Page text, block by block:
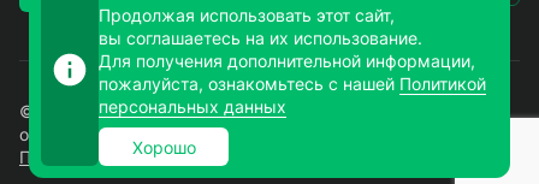
© 2026. ЗУМ-СМД – продажа электронных компонентов
оптом и в розницу. Все права защищены.
Политика конфиденциальности
Продолжая использовать этот сайт,
вы соглашаетесь на их использование.
Для получения дополнительной информации,
пожалуйста, ознакомьтесь с нашей Политикой
персональных данных
Хорошо